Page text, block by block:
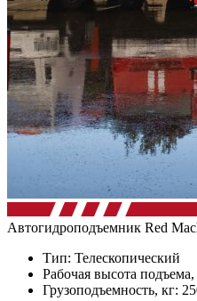
Автогидроподъемник Red
Тип: Телескопический
Рабочая высота
Грузоподъемность, кг: